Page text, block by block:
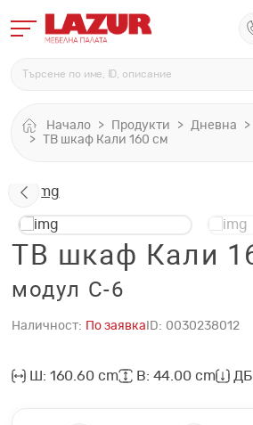
Начало Продукти Дневна
ТВ шкаф Кали 160 см
ТВ шкаф Кали
модул C-6
Наличност: По заявка ID: 0030238012
Ш: 160.60 cm В: 44.00 cm